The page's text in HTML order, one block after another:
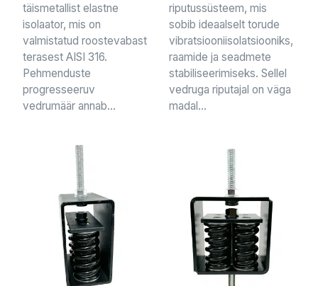
täismetallist elastne
isolaator, mis on
valmistatud roostevabast
terasest AISI 316.
Pehmenduste
progresseeruv
vedrumäär annab...
riputussüsteem, mis
sobib ideaalselt torude
vibratsiooniisolatsiooniks,
raamide ja seadmete
stabiliseerimiseks. Sellel
vedruga riputajal on väga
madal...